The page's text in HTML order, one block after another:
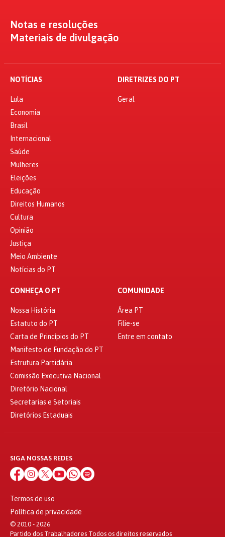
Notas e resoluções
Materiais de divulgação
NOTÍCIAS
Lula
Economia
Brasil
Internacional
Saúde
Mulheres
Eleições
Educação
Direitos Humanos
Cultura
Opinião
Justiça
Meio Ambiente
Notícias do PT
DIRETRIZES DO PT
Geral
CONHEÇA O PT
Nossa História
Estatuto do PT
Carta de Princípios do PT
Manifesto de Fundação do PT
Estrutura Partidária
Comissão Executiva Nacional
Diretório Nacional
Secretarias e Setoriais
Diretórios Estaduais
COMUNIDADE
Área PT
Filie-se
Entre em contato
SIGA NOSSAS REDES
Termos de uso
Política de privacidade
© 2010 - 2026
Partido dos Trabalhadores Todos os direitos reservados